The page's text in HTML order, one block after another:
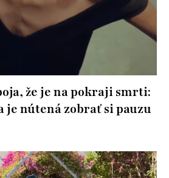
že je na pokraji smrti:
je nútená zobrať si pauzu